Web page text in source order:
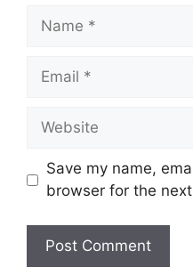
Name
Email
Website
Save my name,
browser for the